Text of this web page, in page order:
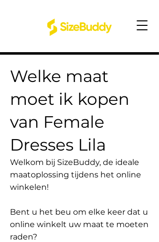
Welke maat
moet ik kopen
van Female
Dresses Lila
Welkom bij SizeBuddy, de ideale
maatoplossing tijdens het online
winkelen!
Bent u het beu om elke keer dat u
online winkelt uw maat te moeten
raden?